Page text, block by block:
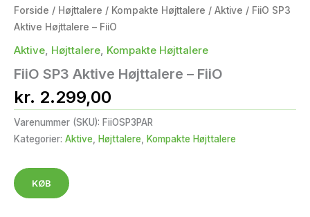
Forside / Højttalere / Kompakte Højttalere / Aktive / FiiO SP3
Aktive Højttalere – FiiO
Aktive, Højttalere, Kompakte Højttalere
FiiO SP3 Aktive Højttalere – FiiO
kr. 2.299,00
Varenummer (SKU): FiiOSP3PAR
Kategorier: Aktive, Højttalere, Kompakte Højttalere
KØB